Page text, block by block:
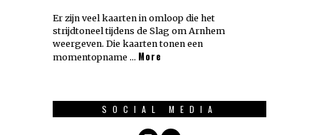
Er zijn veel kaarten in omloop die het
strijdtoneel tijdens de Slag om Arnhem
weergeven. Die kaarten tonen een
momentopname … More
SOCIAL MEDIA